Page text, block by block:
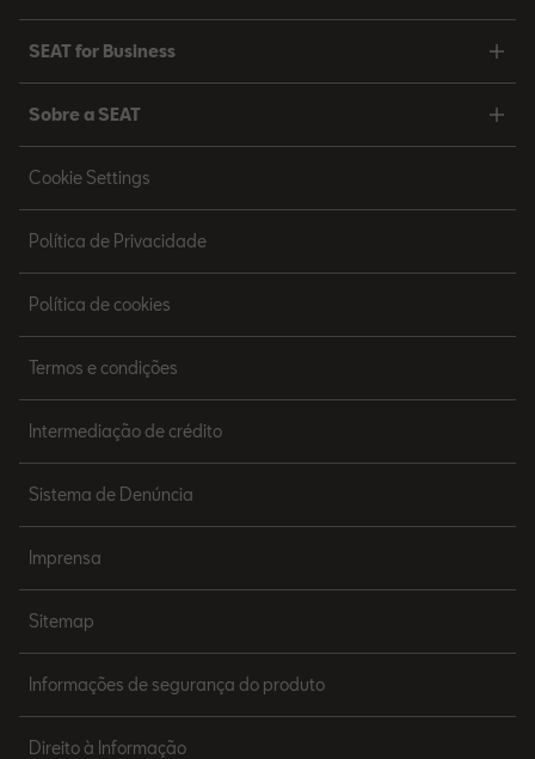
SEAT for Business
Sobre a SEAT
Cookie Settings
Política de Privacidade
Política de cookies
Termos e condições
Intermediação de crédito
Sistema de Denúncia
Imprensa
Sitemap
Informações de segurança do produto
Direito à Informação